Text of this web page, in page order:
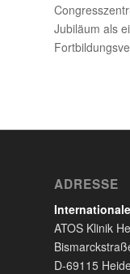
Jubiläum als
ADRESSE
ATOS Klinik
D-69115